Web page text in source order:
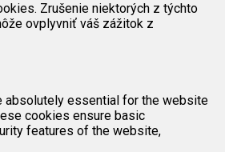
Zrušenie niektorých z týchto
ovplyvniť váš zážitok z
absolutely essential for the website
cookies ensure basic
features of the website,